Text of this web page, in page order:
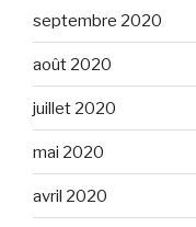
septembre 2020
août 2020
juillet 2020
mai 2020
avril 2020